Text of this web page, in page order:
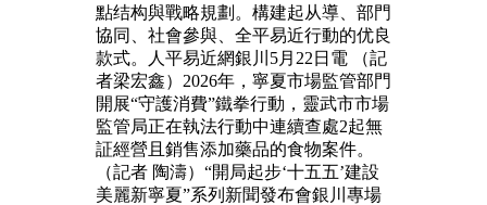
點结构與戰略規劃。構建起从導、部門
協同、社會參與、全平易近行動的优良
款式。人平易近網銀川5月22日電 （記
者梁宏鑫）2026年，寧夏市場監管部門
開展“守護消費”鐵拳行動，靈武市市場
監管局正在執法行動中連續查處2起無
証經營且銷售添加藥品的食物案件。
（記者 陶濤）“開局起步‘十五五’建設
美麗新寧夏”系列新聞發布會銀川專場